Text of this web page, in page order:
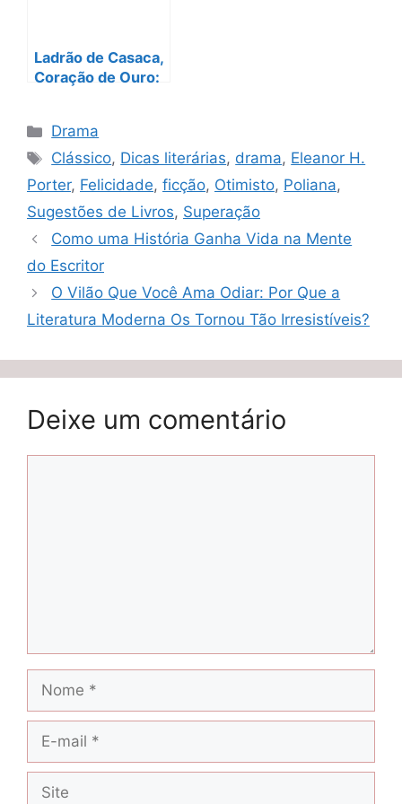
Ladrão de Casaca,
Coração de Ouro:
Imbatível!
Categorias
Drama
Tags
Clássico, Dicas literárias, drama, Eleanor H.
Porter, Felicidade, ficção, Otimisto, Poliana,
Sugestões de Livros, Superação
Como uma História Ganha Vida na Mente
do Escritor
O Vilão Que Você Ama Odiar: Por Que a
Literatura Moderna Os Tornou Tão Irresistíveis?
Deixe um comentário
Nome
Site